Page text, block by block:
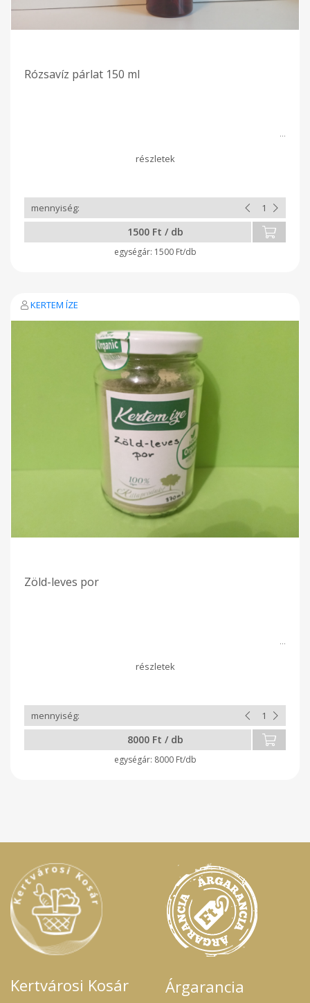
Rózsavíz párlat 150 ml
1500 Ft / db
1500 Ft/db
KERTEM ÍZE
Zöld-leves por
8000 Ft / db
8000 Ft/db
Kertvárosi Kosár Árgarancia